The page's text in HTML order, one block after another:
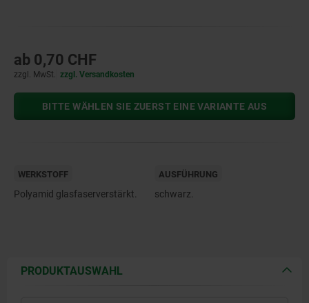
ab 0,70 CHF
zzgl. MwSt. zzgl. Versandkosten
BITTE WÄHLEN SIE ZUERST EINE VARIANTE AUS
WERKSTOFF
Polyamid glasfaserverstärkt.
AUSFÜHRUNG
schwarz.
PRODUKTAUSWAHL